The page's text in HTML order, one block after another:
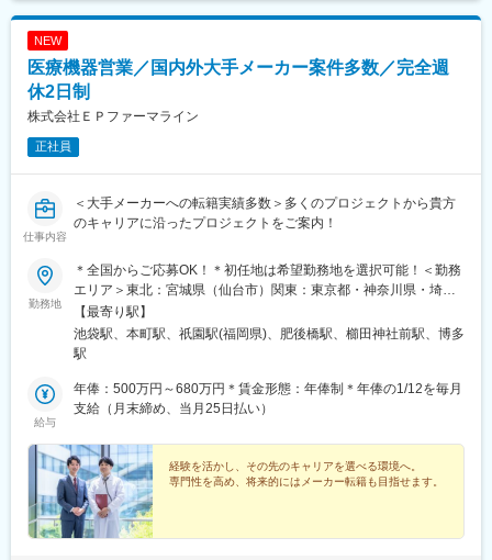
NEW
医療機器営業／国内外大手メーカー案件多数／完全週
休2日制
株式会社ＥＰファーマライン
正社員
仕事内容
＜大手メーカーへの転籍実績多数＞多くのプロジェクトから貴方
のキャリアに沿ったプロジェクトをご案内！
勤務地
＊全国からご応募OK！＊初任地は希望勤務地を選択可能！＜勤務
エリア＞東北：宮城県（仙台市）関東：東京都・神奈川県・埼玉
県・千葉県・栃木県・群馬県東海：愛知県・静岡県・岐阜県信
越：長野県（松本市）北陸：石川県（金沢市）関西：大阪府・兵
庫県中国：広島県四国：香川県（高松市）・愛媛県（松山市）九
県【東京本社】東京都豊島区西池袋3-27-12 池袋ウェストパーク
ビル＊各線「池袋駅」西口より徒歩5分【大阪オフィス】大阪府大
各線「本町駅」より徒歩1分【福岡オフィス】福岡県福岡市博多区
博多駅前2-19-24 大博センタービル6F＊JR・福岡市地下鉄各線
「博多駅」より徒歩5分
【最寄り駅】
池袋駅、本町駅、祇園駅(福岡県)、肥後橋駅、櫛田神社前駅、博多
駅
給与
年俸：500万円～680万円＊賃金形態：年俸制＊年俸の1/12を毎月
支給（月末締め、当月25日払い）
経験を活かし、その先のキャリアを選べる環境へ。
専門性を高め、将来的にはメーカー転籍も目指せます。